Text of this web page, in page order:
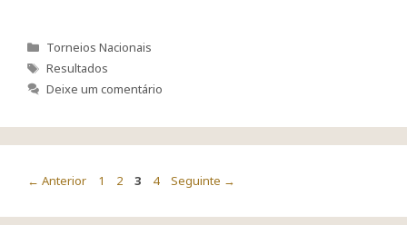
Categorias
Torneios Nacionais
Etiquetas
Resultados
Deixe um comentário
Navegação
artigos
← Anterior Página
1 Página
2 Página
3 Página
4 Seguinte →